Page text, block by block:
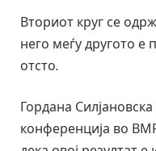
Вториот круг се
него меѓу другото е
отсто.
Гордана
конференција во